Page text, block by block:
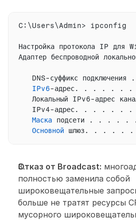
C : \Users\Admin> ipconfig
Настройка протокола IP для
Адаптер беспроводной
DNS-суффикс подключения
IPv6-адрес. . . . . .
Локальный IPv6-адрес
IPv4-адрес. . . . . .
Маска подсети . . . . .
Основной шлюз. . . . .
Отказ от Broadcast:
полностью заменила собой
широковещательные
больше не тратят ресурсы
мусорного